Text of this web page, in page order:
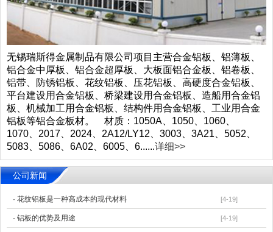
无锡瑞斯得金属制品有限公司 项目主营合金铝板、铝薄板、
铝合金中厚板、铝合金超厚板、大板面铝合金板、铝卷板、
铝带、防锈铝板、花纹铝板、压花铝板、高硬度合金铝板、
平台建设用合金铝板、桥梁建设用合金铝板、造船用合金铝
板、机械加工用合金铝板、结构件用合金铝板、工业用合金
铝板等铝合金板材。 材质：1050A、1050、1060、
1070、2017、2024、2A12/LY12、3003、3A21、5052、
5083、5086、6A02、6005、6......详细>>
公司新闻
· 花纹铝板是一种高成本的现代材料 [4-19]
· 铝板的优势及用途 [4-19]